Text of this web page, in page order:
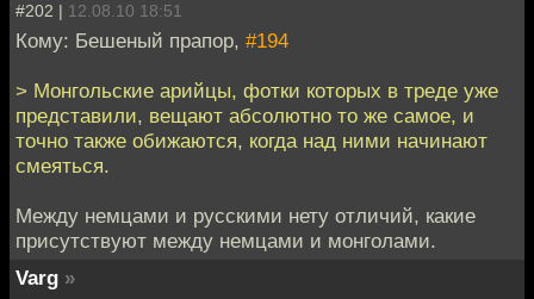
#202 | 12.08.10 18:51
Кому: Бешеный прапор, #194
> Монгольские арийцы, фотки которых в треде уже
представили, вещают абсолютно то же самое, и
точно также обижаются, когда над ними начинают
смеяться.
Между немцами и русскими нету отличий, какие
присутствуют между немцами и монголами.
Varg »